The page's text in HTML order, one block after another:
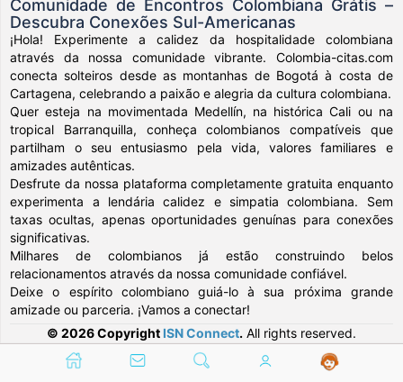
Comunidade de Encontros Colombiana Grátis –
Descubra Conexões Sul-Americanas
¡Hola! Experimente a calidez da hospitalidade colombiana
através da nossa comunidade vibrante. Colombia-citas.com
conecta solteiros desde as montanhas de Bogotá à costa de
Cartagena, celebrando a paixão e alegria da cultura colombiana.
Quer esteja na movimentada Medellín, na histórica Cali ou na
tropical Barranquilla, conheça colombianos compatíveis que
partilham o seu entusiasmo pela vida, valores familiares e
amizades autênticas.
Desfrute da nossa plataforma completamente gratuita enquanto
experimenta a lendária calidez e simpatia colombiana. Sem
taxas ocultas, apenas oportunidades genuínas para conexões
significativas.
Milhares de colombianos já estão construindo belos
relacionamentos através da nossa comunidade confiável.
Deixe o espírito colombiano guiá-lo à sua próxima grande
amizade ou parceria. ¡Vamos a conectar!
© 2026 Copyright ISN Connect. All rights reserved.